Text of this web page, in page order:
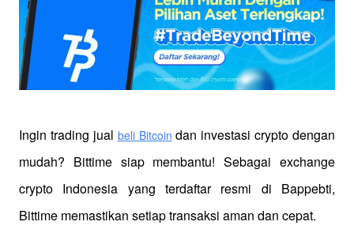
Ingin trading jual beli Bitcoin dan investasi crypto dengan
mudah? Bittime siap membantu! Sebagai exchange
crypto Indonesia yang terdaftar resmi di Bappebti,
Bittime memastikan setiap transaksi aman dan cepat.